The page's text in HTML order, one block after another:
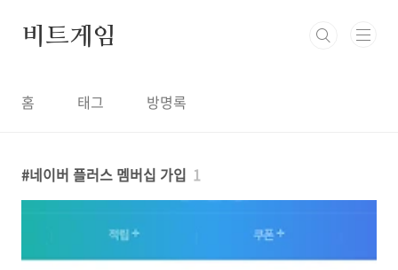
비트게임
홈 태그 방명록
네이버 플러스 멤버십 가입 1